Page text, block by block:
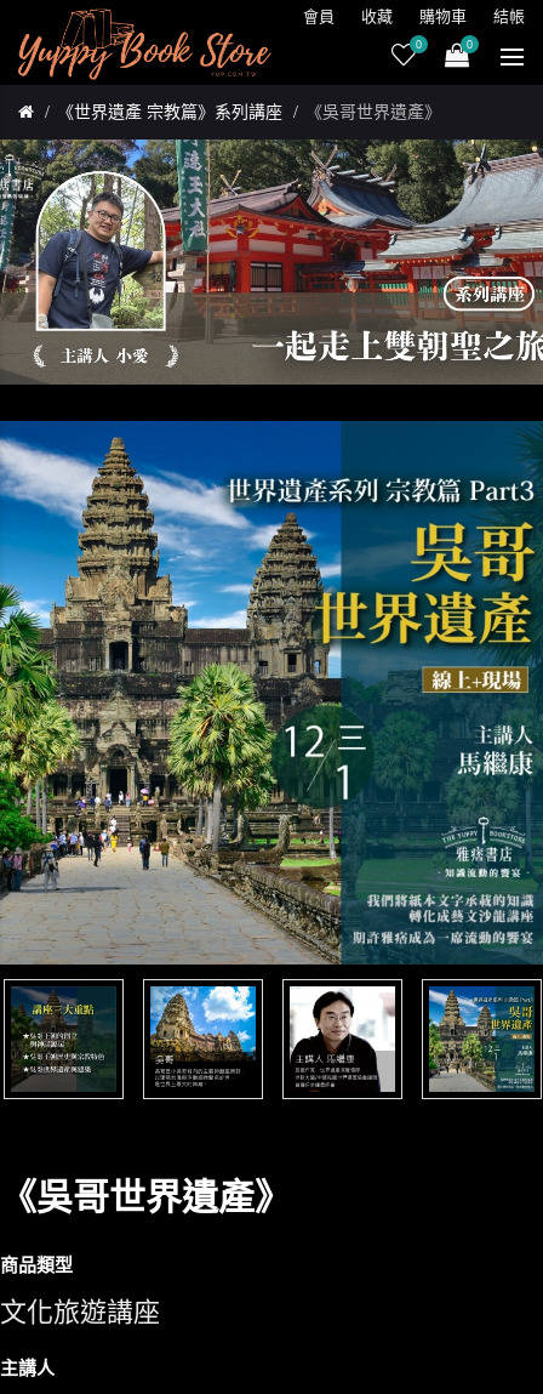
會員 收藏 購物車 結帳
0 0
《世界遺產 宗教篇》系列講座 《吳哥世界遺產》
《吳哥世界遺產》
商品類型
文化旅遊講座
主講人